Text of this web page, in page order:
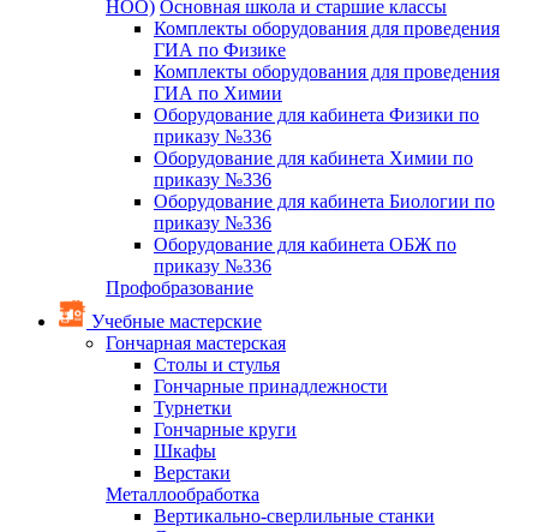
НОО) Основная школа и старшие классы
Комплекты оборудования для проведения
ГИА по Физике
Комплекты оборудования для проведения
ГИА по Химии
Оборудование для кабинета Физики по
приказу №336
Оборудование для кабинета Химии по
приказу №336
Оборудование для кабинета Биологии по
приказу №336
Оборудование для кабинета ОБЖ по
приказу №336
Профобразование
Учебные мастерские
Гончарная мастерская
Столы и стулья
Гончарные принадлежности
Турнетки
Гончарные круги
Шкафы
Верстаки
Металлообработка
Вертикально-сверлильные станки